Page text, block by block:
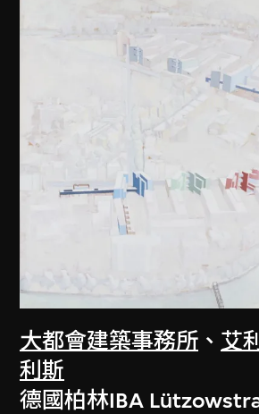
大都會建築事務所 、 艾
利斯
德國柏林IBA